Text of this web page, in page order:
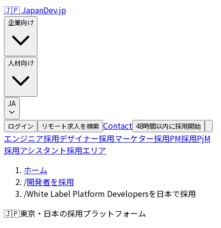
🇯🇵 JapanDev.jp
企業向け
人材向け
JA
ログイン リモート求人を検索 Contact 48時間以内に採用開始
エンジニア採用デザイナー採用マーケター採用PM採用PjM
採用アシスタント採用エリア
ホーム
/開発者を採用
/White Label Platform Developersを日本で採用
🇯🇵東京・日本の採用プラットフォーム